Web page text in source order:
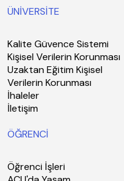
ÜNİVERSİTE
Kalite Güvence Sistemi
Kişisel Verilerin Korunması
Uzaktan Eğitim Kişisel
Verilerin Korunması
İhaleler
İletişim
ÖĞRENCİ
Öğrenci İşleri